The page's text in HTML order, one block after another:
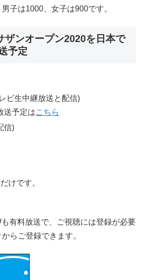
子は1000、女子は900です。
ザンオープン2020を日本で
予定
ビ生中継放送と配信)
送予定はこちら
信)
けです。
有料放送で、ご視聴には登録が必要
らご登録できます。